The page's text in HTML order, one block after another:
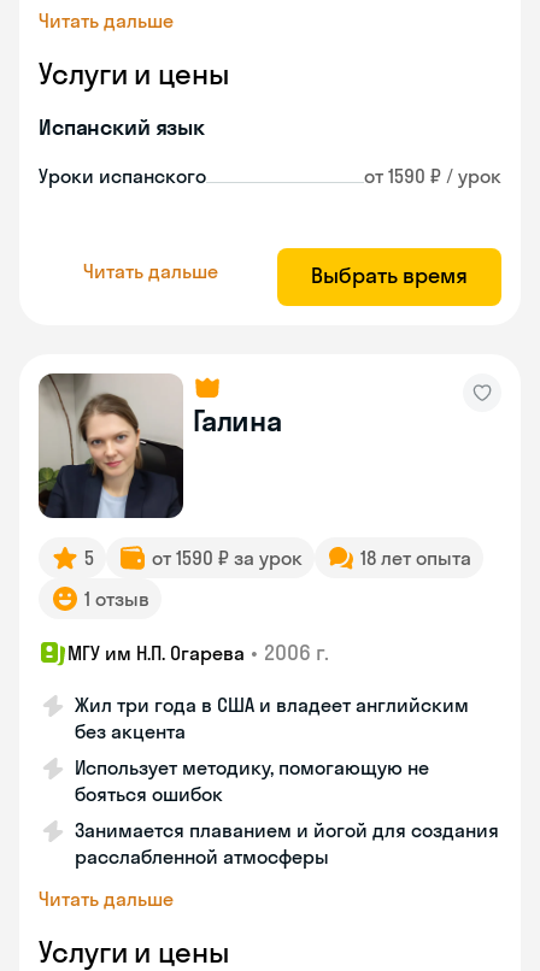
Читать дальше
Услуги и цены
Испанский язык
Уроки испанского от 1590 ₽ / урок
Читать дальше Выбрать время
Галина
5 от 1590 ₽ за урок
18 лет опыта
1 отзыв
МГУ им Н.П. Огарева • 2006 г.
Жил три года в США и владеет английским
без акцента
Использует методику, помогающую не
бояться ошибок
Занимается плаванием и йогой для создания
расслабленной атмосферы
Читать дальше
Услуги и цены